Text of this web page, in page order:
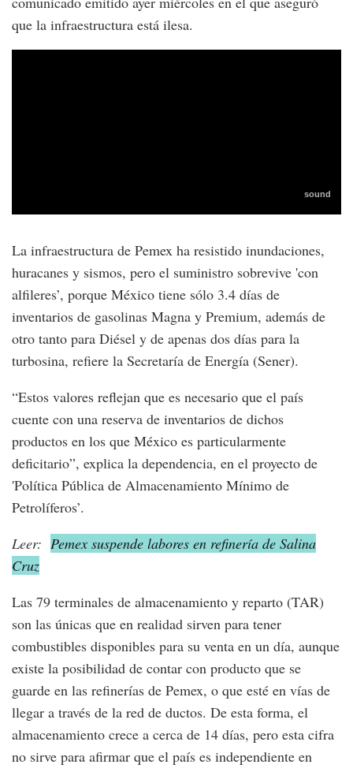
que la infraestructura está ilesa.
La infraestructura de Pemex ha resistido inundaciones,
huracanes y sismos, pero el suministro sobrevive 'con
alfileres’, porque México tiene sólo 3.4 días de
inventarios de gasolinas Magna y Premium, además de
otro tanto para Diésel y de apenas dos días para la
turbosina, refiere la Secretaría de Energía (Sener).
“Estos valores reflejan que es necesario que el país
cuente con una reserva de inventarios de dichos
productos en los que México es particularmente
deficitario”, explica la dependencia, en el proyecto de
'Política Pública de Almacenamiento Mínimo de
Petrolíferos’.
Leer: Pemex suspende labores en refinería de Salina
Cruz
Las 79 terminales de almacenamiento y reparto (TAR)
son las únicas que en realidad sirven para tener
combustibles disponibles para su venta en un día, aunque
existe la posibilidad de contar con producto que se
guarde en las refinerías de Pemex, o que esté en vías de
llegar a través de la red de ductos. De esta forma, el
almacenamiento crece a cerca de 14 días, pero esta cifra
no sirve para afirmar que el país es independiente en